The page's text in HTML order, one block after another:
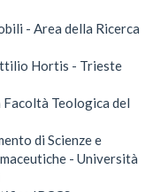
- Area della Ricerca
Hortis - Trieste
Teologica del
di Scienze e
- Università